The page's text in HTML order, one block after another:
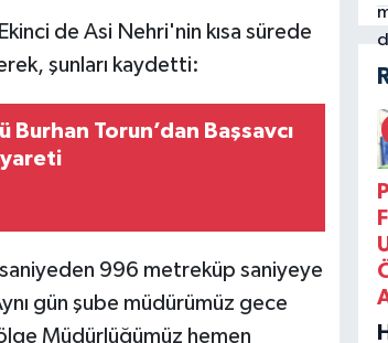
de Asi Nehri'nin kısa sürede
şunları kaydetti:
Burhan Torun’dan Başsavcı
996 metreküp saniyeye
gün şube müdürümüz gece
Müdürlüğümüz hemen